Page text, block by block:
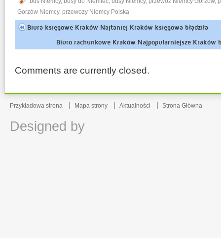
Gorzów Niemcy, przewozy Niemcy Polska
Biura księgowe Kraków Najtaniej Kraków księgowa błądziła
Biuro rachunkowe Kraków Najpopularniejsze Kraków
Comments are currently closed.
Przykładowa strona Mapa strony Aktualności Strona Główna
Designed by